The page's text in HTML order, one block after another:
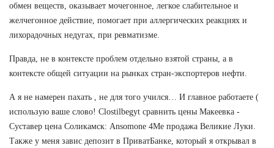
обмен веществ, оказывает мочегонное, легкое слабительное и
желчегонное действие, помогает при аллергических реакциях и
лихорадочных недугах, при ревматизме.
Правда, не в контексте проблем отдельно взятой страны, а в
контексте общей ситуации на рынках стран-экспортеров нефти.
А я не намерен пахать , не для того учился… И главное работаете (
использую ваше слово! Clostilbegyt сравнить цены Макеевка -
Суставер цена Соликамск: Ansomone 4Me продажа Великие Луки.
Также у меня завис депозит в ПриватБанке, который я открывал в